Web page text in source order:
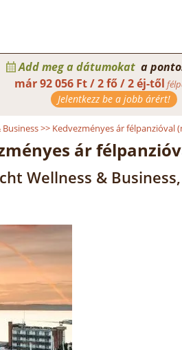
Add meg a dátumokat a
már92 056 Ft / 2 fő / 2 éj-től
Jelentkezz be a jobb árért!
>> Kedvezményes ár félpanzióval
ár
Wellness &